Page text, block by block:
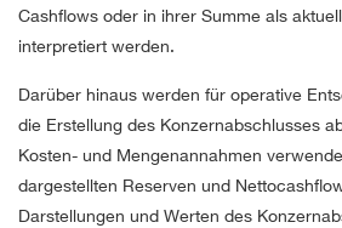
Cashflows oder in ihrer Summe als
interpretiert werden.
Darüber hinaus werden für operative
die Erstellung des Konzernabschlusses
Kosten- und Mengenannahmen
dargestellten Reserven und
Darstellungen und Werten des